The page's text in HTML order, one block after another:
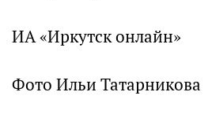
ИА «Иркутск онлайн»
Фото Ильи Татарникова